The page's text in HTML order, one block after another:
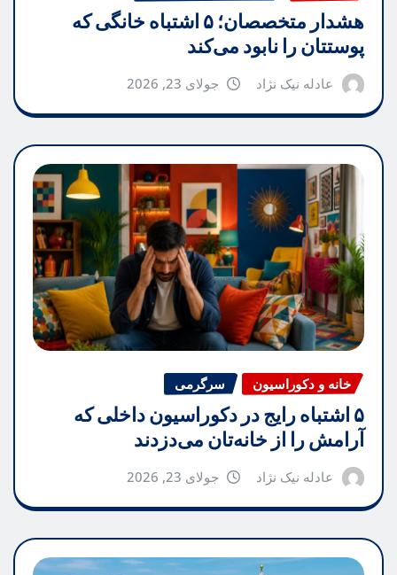
هشدار متخصصان؛ ۵ اشتباه خانگی که
پوستتان را نابود می‌کند
عادله نیک نژاد جولای 23, 2026
خانه و دکوراسیون سرگرمی
۵ اشتباه رایج در دکوراسیون داخلی که
آرامش را از خانه‌تان می‌دزدند
عادله نیک نژاد جولای 23, 2026